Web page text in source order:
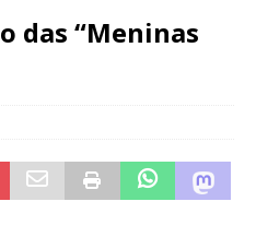
das “Meninas